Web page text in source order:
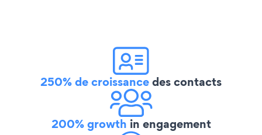
250% de croissancedes contacts
200% growth in engagement